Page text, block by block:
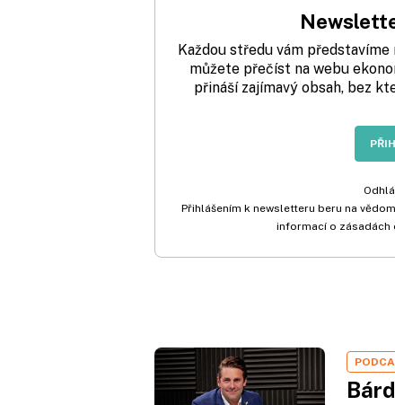
Každou středu vám
můžete přečíst na webu
přináší zajímavý obsah, bez
Přihlášením k newsletteru beru na
informací o zásadách